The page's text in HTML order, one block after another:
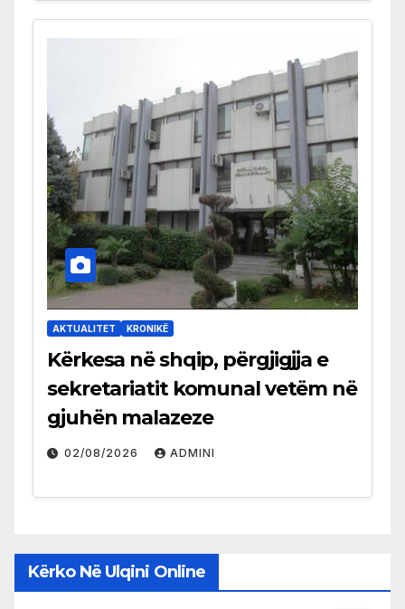
AKTUALITET KRONIKË
Kërkesa në shqip, përgjigjja e
sekretariatit komunal vetëm në
gjuhën malazeze
02/08/2026 ADMINI
Kërko Në Ulqini Online